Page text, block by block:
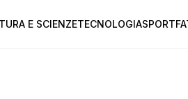
E SCIENZETECNOLOGIASPORT